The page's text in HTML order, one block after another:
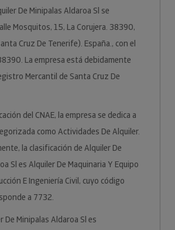
De Minipalas Aldaroa Sl se
Mosquitos, 15, La Corujera. 38390,
Cruz De Tenerife). España., con el
La empresa está debidamente
Mercantil de Santa Cruz De
del CNAE, la empresa se dedica a
como Actividades De Alquiler.
la clasificación de Alquiler De
Sl es Alquiler De Maquinaria Y Equipo
E Ingeniería Civil, cuyo código
a 7732.
De Minipalas Aldaroa Sl es